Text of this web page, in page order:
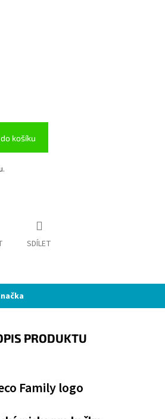
košíku
SDÍLET
PRODUKTU